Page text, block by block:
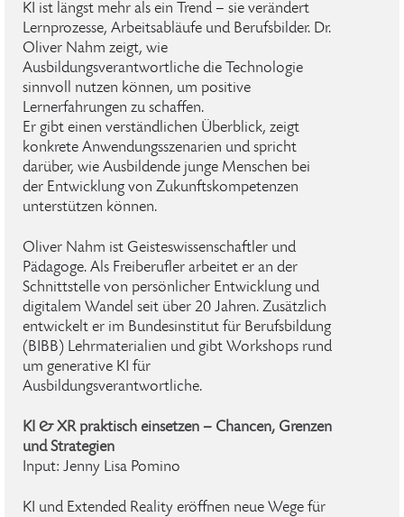
KI ist längst mehr als ein Trend – sie verändert
Lernprozesse, Arbeitsabläufe und Berufsbilder. Dr.
Oliver Nahm zeigt, wie
Ausbildungsverantwortliche die Technologie
sinnvoll nutzen können, um positive
Lernerfahrungen zu schaffen.
Er gibt einen verständlichen Überblick, zeigt
konkrete Anwendungsszenarien und spricht
darüber, wie Ausbildende junge Menschen bei
der Entwicklung von Zukunftskompetenzen
unterstützen können.
Oliver Nahm ist Geisteswissenschaftler und
Pädagoge. Als Freiberufler arbeitet er an der
Schnittstelle von persönlicher Entwicklung und
digitalem Wandel seit über 20 Jahren. Zusätzlich
entwickelt er im Bundesinstitut für Berufsbildung
(BIBB) Lehrmaterialien und gibt Workshops rund
um generative KI für
Ausbildungsverantwortliche.
KI & XR praktisch einsetzen – Chancen, Grenzen
und Strategien
Input: Jenny Lisa Pomino
KI und Extended Reality eröffnen neue Wege für